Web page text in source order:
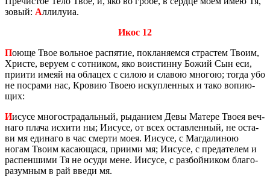
зовый: Алли­лу­иа.
Икос 12
Поюще Твое воль­ное рас­пя­тие, по­кла­ня­ем­ся страс­тем Твоим,
Хри­сте, ве­ру­ем с сот­ни­ком, яко во­ис­тин­ну Божий Сын еси,
при­и­ти имеяй на об­ла­цех с силою и сла­вою мно­гою; тогда убо
не по­сра­ми нас, Кро­вию Твоею ис­куп­лен­ных и тако во­пи­ю­
щих:
Иисусе мно­го­стра­даль­ный, ры­да­ни­ем Девы Ма­те­ре Твоея веч­
на­го плача ис­хи­ти ны; Иису­се, от всех остав­лен­ный, не оста­
ви мя еди­на­го в час смер­ти моея. Иису­се, с Маг­да­ли­ною
ногам Твоим ка­са­ю­ща­ся, при­и­ми мя; Иису­се, с пре­да­те­лем и
рас­пен­ши­ми Тя не осуди мене. Иису­се, с раз­бой­ни­ком бла­го­
ра­зум­ным в рай введи мя.